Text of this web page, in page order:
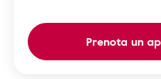
Prenota un